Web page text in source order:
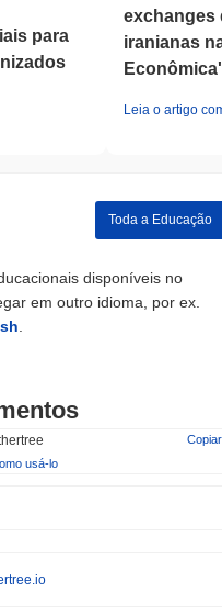
para
exchanges
iranianas
Econômica'
Leia o artigo
Toda a Educação
disponíveis no
em outro idioma, por ex.
Copiar
usá-lo